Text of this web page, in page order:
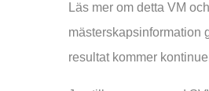
Läs mer om detta VM
mästerskapsinformation
resultat kommer